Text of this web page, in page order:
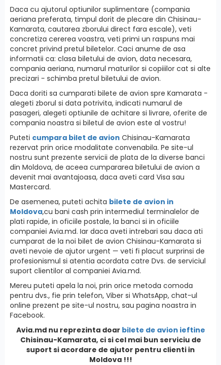
Daca cu ajutorul optiunilor suplimentare (compania
aeriana preferata, timpul dorit de plecare din Chisinau-
Kamarata, cautarea zborului direct fara escale), veti
concretiza cererea voastra, veti primi un raspuns mai
concret privind pretul biletelor. Caci anume de asa
informatii ca: clasa biletului de avion, data necesara,
compania aeriana, numarul maturilor si copiiilor cat si alte
precizari - schimba pretul biletului de avion.
Daca doriti sa cumparati bilete de avion spre Kamarata -
alegeti zborul si data potrivita, indicati numarul de
pasageri, alegeti optiunile de achitare si livrare, oferite de
compania noastra si biletul de avion este al vostru!
Puteti cumpara bilet de avion Chisinau-Kamarata
rezervat prin orice modalitate convenabila. Pe site-ul
nostru sunt prezente servicii de plata de la diverse banci
din Moldova, de aceea cumpararea biletului de avion a
devenit mai avantajoasa, daca aveti card Visa sau
Mastercard.
De asemenea, puteti achita bilete de avion in
Moldova,cu bani cash prin intermediul terminalelor de
plati rapide, in oficiile postale, la banci si in oficiile
companiei Avia.md. Iar daca aveti intrebari sau daca ati
cumparat de la noi bilet de avion Chisinau-Kamarata si
aveti nevoie de ajutor urgent — veti fi placut surprinsi de
profesionismul si atentia acordata catre Dvs. de serviciul
suport clientilor al companiei Avia.md.
Mereu puteti apela la noi, prin orice metoda comoda
pentru dvs., fie prin telefon, Viber si WhatsApp, chat-ul
online prezent pe site-ul nostru, sau pagina noastra in
Facebook.
Avia.md nu reprezinta doar bilete de avion ieftine
Chisinau-Kamarata, ci si cel mai bun serviciu de
suport si acordare de ajutor pentru clienti in
Moldova !!!